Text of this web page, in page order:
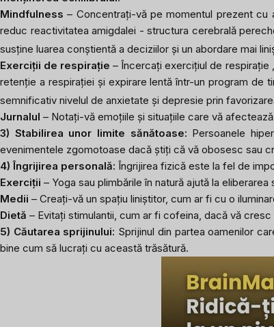
Mindfulness – Concentrați-vă pe momentul prezent cu
reduc reactivitatea amigdalei - structura cerebrală
susține luarea conștientă a deciziilor și un abordare mai
Exerciții de respirație – Încercați exercițiul de respirație
retenție a respirației și expirare lentă într-un program de
semnificativ nivelul de anxietate și depresie prin
Jurnalul – Notați-vă emoțiile și situațiile care vă
3) Stabilirea unor limite sănătoase: Persoanele
evenimentele zgomotoase dacă știți că vă obosesc sau
4) Îngrijirea personală: Îngrijirea fizică este la fel de
Exerciții – Yoga sau plimbările în natură ajută la eliberarea
Medii – Creați-vă un spațiu liniștitor, cum ar fi cu o
Dietă – Evitați stimulantii, cum ar fi cofeina, dacă vă cresc
5) Căutarea sprijinului: Sprijinul din partea oamenilor
bine cum să lucrați cu această trăsătură.